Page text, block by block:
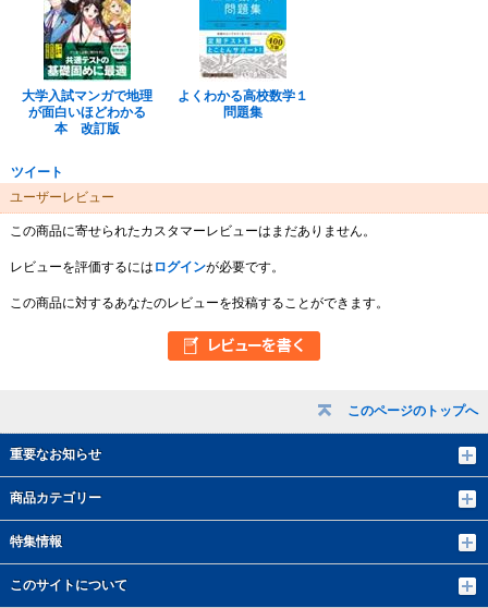
このページのトップへ
重要なお知らせ
商品カテゴリー
特集情報
このサイトについて
大学入試マンガで地理
が面白いほどわかる
本 改訂版
よくわかる高校数学１
問題集
ツイート
ユーザーレビュー
この商品に寄せられたカスタマーレビューはまだありません。
レビューを評価するには ログインが必要です。
この商品に対するあなたのレビューを投稿することができます。